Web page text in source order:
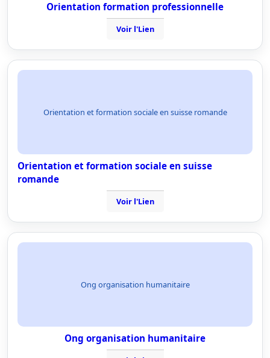
Orientation formation professionnelle
Voir l'Lien
Orientation et formation sociale en suisse romande
Orientation et formation sociale en suisse
romande
Voir l'Lien
Ong organisation humanitaire
Ong organisation humanitaire